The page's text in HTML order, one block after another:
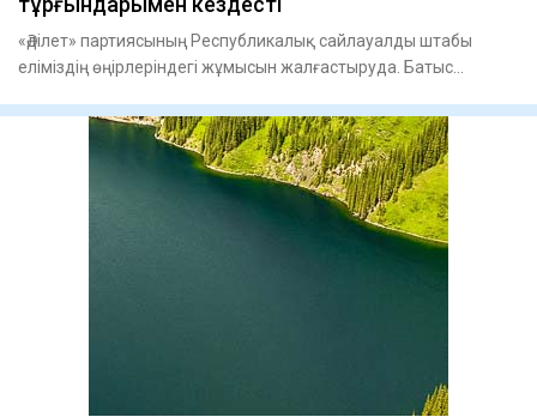
«Әділет» партиясының Республикалық сайлауалды штабы
еліміздің өңірлеріндегі жұмысын жалғастыруда. Батыс